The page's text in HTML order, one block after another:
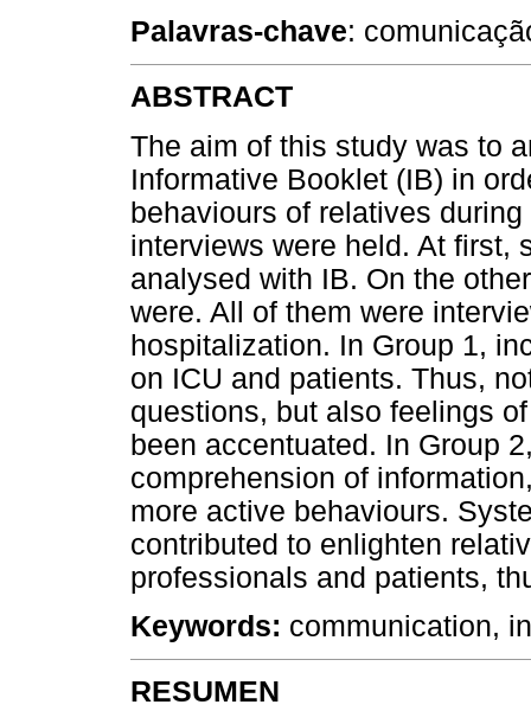
Palavras-chave:
ABSTRACT
The aim of this study was to
Informative Booklet (IB) in
behaviours of relatives
interviews were held. At first,
analysed with IB. On the
were. All of them were
hospitalization. In Group 1,
on ICU and patients. Thus,
questions, but also feelings
been accentuated. In Group
comprehension of
more active behaviours.
contributed to enlighten
professionals and patients,
Keywords: communication,
RESUMEN